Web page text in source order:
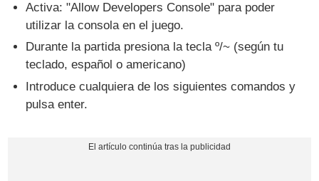
Activa: "Allow Developers Console" para poder
utilizar la consola en el juego.
Durante la partida presiona la tecla º/~ (según tu
teclado, español o americano)
Introduce cualquiera de los siguientes comandos y
pulsa enter.